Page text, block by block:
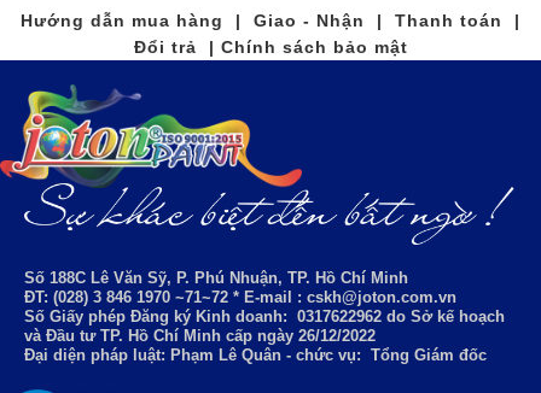
Hướng dẫn mua hàng | Giao - Nhận | Thanh toán |
Đổi trả | Chính sách bảo mật
Số 188C Lê Văn Sỹ, P. Phú Nhuận, TP. Hồ Chí Minh
ĐT: (028) 3 846 1970 ~71~72 * E-mail : cskh@joton.com.vn
Số Giấy phép Đăng ký Kinh doanh: 0317622962 do Sở kế hoạch
và Đầu tư TP. Hồ Chí Minh cấp ngày 26/12/2022
Đại diện pháp luật: Phạm Lê Quân - chức vụ: Tổng Giám đốc